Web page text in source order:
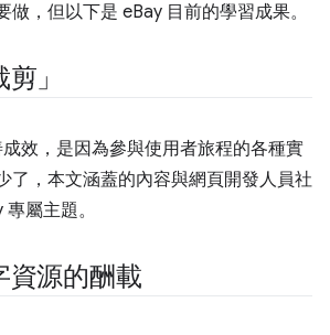
做，但以下是 eBay 目前的學習成果。
」
效，是因為參與使用者旅程的各種實
了，本文涵蓋的內容與網頁開發人員社
屬主題。
資源的酬載